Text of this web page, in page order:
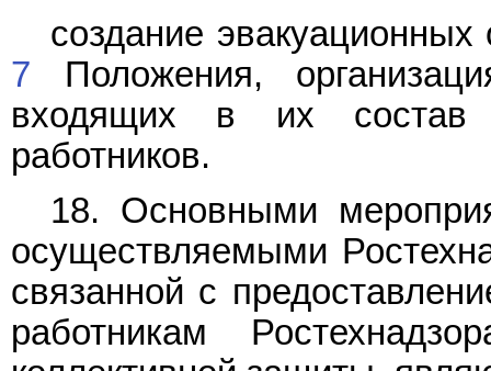
создание
7 Положения,
входящих в их состав
работников.
18. Основными
осуществляемыми
связанной с
работникам